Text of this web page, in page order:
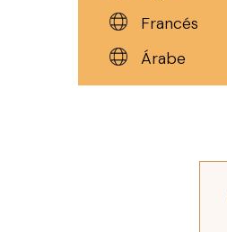
Francés
Árabe